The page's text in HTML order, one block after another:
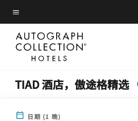
Skip
to
main
content
菜单文本
TIAD 酒店，傲途格精选
日期 (1 晚)